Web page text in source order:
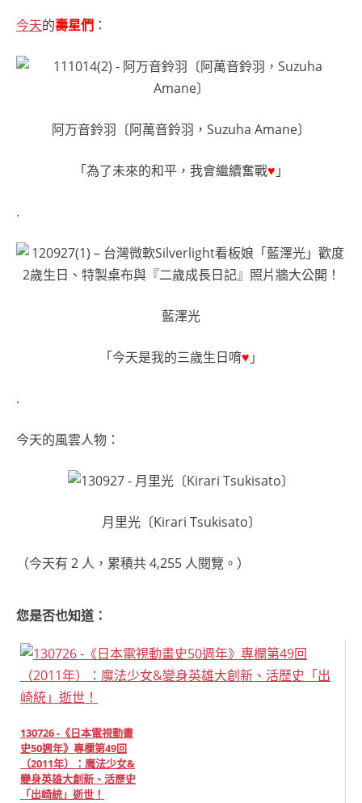
今天的壽星們 ：
阿万音鈴羽〔阿萬音鈴羽，Suzuha Amane〕
「為了未來的和平，我會繼續奮戰♥ 」
.
藍澤光
「今天是我的三歲生日唷♥ 」
.
今天的風雲人物：
月里光〔Kirari Tsukisato〕
（今天有 2 人，累積共 4,255 人閱覽。）
您是否也知道：
130726 -《日本電視動畫
史50週年》專欄第49回
（2011年）：魔法少女&
變身英雄大創新、活歷史
「出崎統」逝世！